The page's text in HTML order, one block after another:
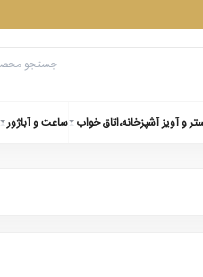
و آویز آشپزخانه،اتاق خواب ساعت و آباژور